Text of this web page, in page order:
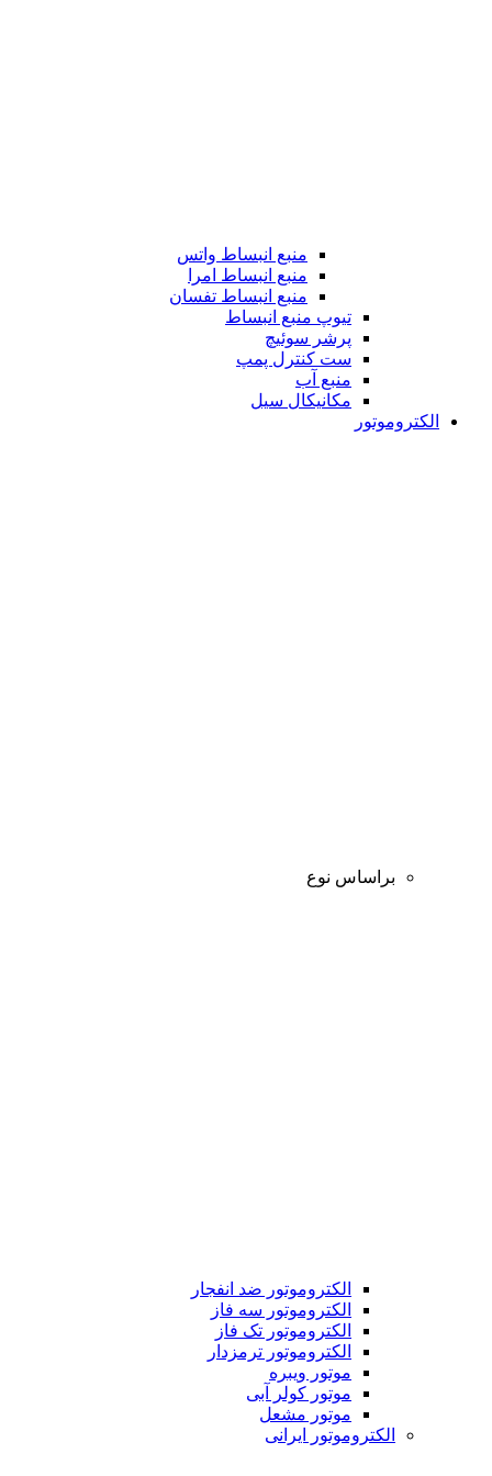
منبع انبساط واتس
منبع انبساط امرا
منبع انبساط تفسان
تیوپ منبع انبساط
پرشر سوئیچ
ست کنترل پمپ
منبع آب
مکانیکال سیل
الکتروموتور
براساس نوع
الکتروموتور ضد انفجار
الکتروموتور سه فاز
الکتروموتور تک فاز
الکتروموتور ترمزدار
موتور ویبره
موتور کولر آبی
موتور مشعل
الکتروموتور ایرانی